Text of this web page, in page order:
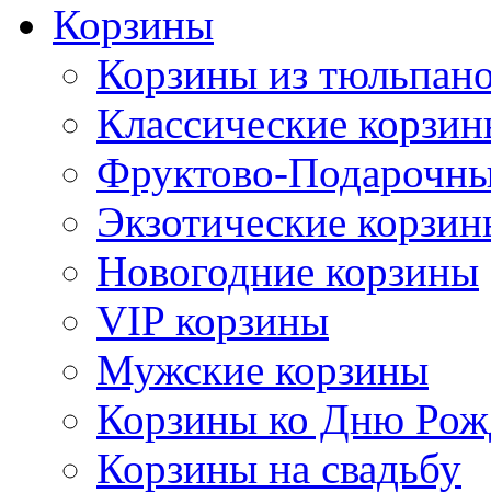
Корзины
Корзины из
Классические
Фруктово-
Экзотические
Новогодние корзины
VIP корзины
Мужские корзины
Корзины ко Дню
Корзины на свадьбу